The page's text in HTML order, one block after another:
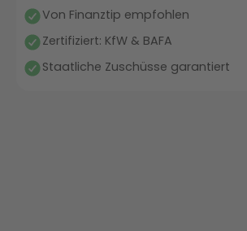
Von Finanztip empfohlen
Zertifiziert: KfW & BAFA
Staatliche Zuschüsse garantiert